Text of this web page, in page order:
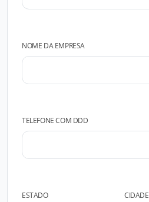
NOME DA EMPRESA
TELEFONE COM DDD
ESTADO CIDADE